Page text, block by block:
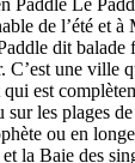
de l’été et
dit balade
C’est une ville
est
sur les plages
ou en
la Baie des